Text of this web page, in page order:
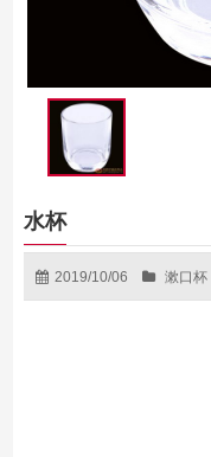
水杯
2019/10/06 漱口杯